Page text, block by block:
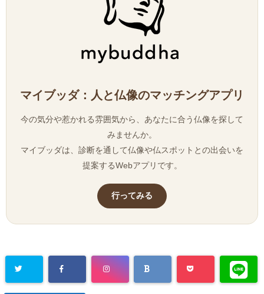
マイブッダ：人と仏像のマッチングアプリ
今の気分や惹かれる雰囲気から、あなたに合う仏像を探して
みませんか。
マイブッダは、診断を通して仏像や仏スポットとの出会いを
提案するWebアプリです。
行ってみる